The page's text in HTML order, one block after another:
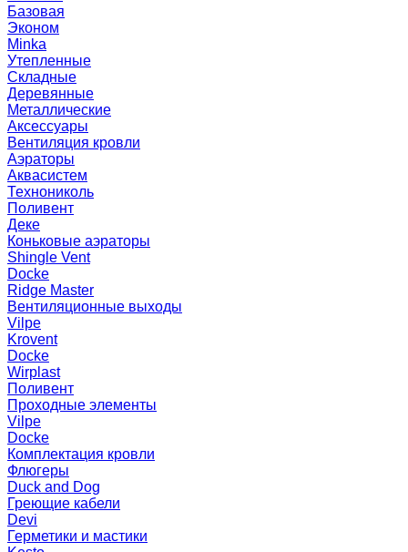
Базовая
Эконом
Minka
Утепленные
Складные
Деревянные
Металлические
Аксессуары
Вентиляция кровли
Аэраторы
Аквасистем
Технониколь
Поливент
Деке
Коньковые аэраторы
Shingle Vent
Docke
Ridge Master
Вентиляционные выходы
Vilpe
Krovent
Docke
Wirplast
Поливент
Проходные элементы
Vilpe
Docke
Комплектация кровли
Флюгеры
Duck and Dog
Греющие кабели
Devi
Герметики и мастики